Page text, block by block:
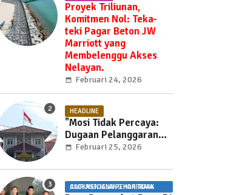
Proyek Triliunan,
Komitmen Nol: Teka-
teki Pagar Beton JW
Marriott yang
Membelenggu Akses
Nelayan.
Februari 24, 2026
HEADLINE
"Mosi Tidak Percaya:
Dugaan Pelanggaran
UU Pemasyarakatan
Layanan Publik di Rutan
Way Huwi."
Februari 25, 2026
ALOKASI DANA PEKON TIDAK CAIR MENJELANG HARI RAYA